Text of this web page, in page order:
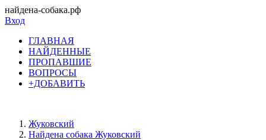
найдена-собака.рф
Вход
ГЛАВНАЯ
НАЙДЕННЫЕ
ПРОПАВШИЕ
ВОПРОСЫ
+ДОБАВИТЬ
Жуковский
Найдена собака Жуковский